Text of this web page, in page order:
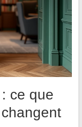
ce que